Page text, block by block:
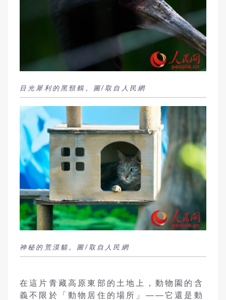
目光犀利的黑頸鶴。圖/取自人民網
神秘的荒漠貓。圖/取自人民網
在這片青藏高原東部的土地上，動物園的含
義不限於「動物居住的場所」——它還是動